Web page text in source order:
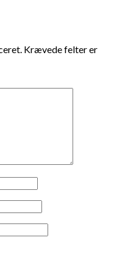
Krævede felter er